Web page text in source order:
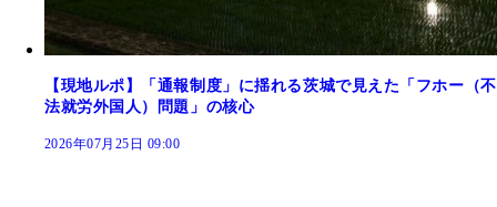
【現地ルポ】「通報制度」に揺れる茨城で見えた「フホー（不
法就労外国人）問題」の核心
2026年07月25日 09:00